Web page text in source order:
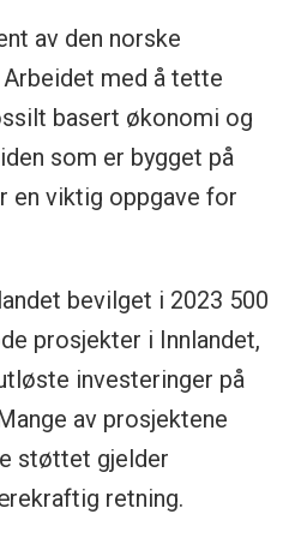
av den norske
med å tette
basert økonomi og
som er bygget på
en viktig oppgave for
bevilget i 2023 500
prosjekter i Innlandet,
investeringer på
av prosjektene
støttet gjelder
retning.